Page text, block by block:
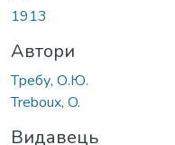
1913
Автори
Требу, О.Ю.
Treboux, O.
Видавець